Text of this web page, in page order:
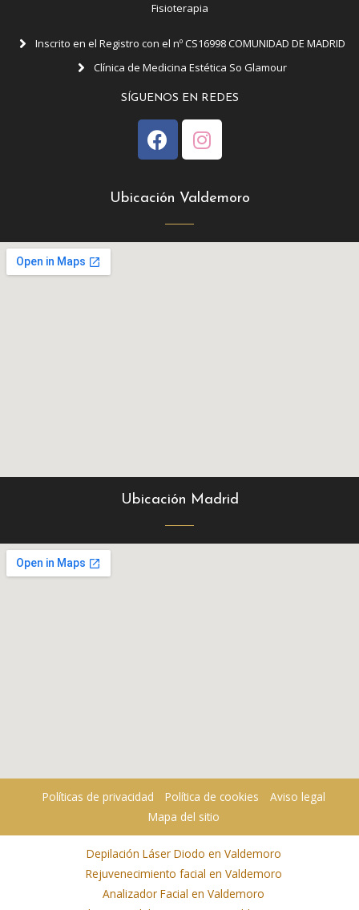
Fisioterapia
Inscrito en el Registro con el nº CS16998 COMUNIDAD DE MADRID
Clínica de Medicina Estética So Glamour
SÍGUENOS EN REDES
Ubicación Valdemoro
Ubicación Madrid
Políticas de privacidad Política de cookies
Aviso legal
Mapa del sitio
Depilación Láser Diodo en Valdemoro
Rejuvenecimiento facial en Valdemoro
Analizador Facial en Valdemoro